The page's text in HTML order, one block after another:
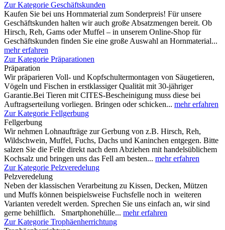
Zur Kategorie Geschäftskunden
Kaufen Sie bei uns Hornmaterial zum Sonderpreis! Für unsere
Geschäftskunden halten wir auch große Absatzmengen bereit. Ob
Hirsch, Reh, Gams oder Muffel – in unserem Online-Shop für
Geschäftskunden finden Sie eine große Auswahl an Hornmaterial...
mehr erfahren
Zur Kategorie Präparationen
Präparation
Wir präparieren Voll- und Kopfschultermontagen von Säugetieren,
Vögeln und Fischen in erstklassiger Qualität mit 30-jähriger
Garantie.Bei Tieren mit CITES-Bescheinigung muss diese bei
Auftragserteilung vorliegen. Bringen oder schicken... mehr erfahren
Zur Kategorie Fellgerbung
Fellgerbung
Wir nehmen Lohnaufträge zur Gerbung von z.B. Hirsch, Reh,
Wildschwein, Muffel, Fuchs, Dachs und Kaninchen entgegen. Bitte
salzen Sie die Felle direkt nach dem Abziehen mit handelsüblichem
Kochsalz und bringen uns das Fell am besten... mehr erfahren
Zur Kategorie Pelzveredelung
Pelzveredelung
Neben der klassischen Verarbeitung zu Kissen, Decken, Mützen
und Muffs können beispielsweise Fuchsfelle noch in weiteren
Varianten veredelt werden. Sprechen Sie uns einfach an, wir sind
gerne behilflich. Smartphonehülle... mehr erfahren
Zur Kategorie Trophäenherrichtung